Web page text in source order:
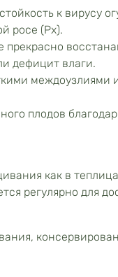
к вирусу
росе (Px).
прекрасно
дефицит влаги.
междоузлиями
плодов
как в
регулярно для